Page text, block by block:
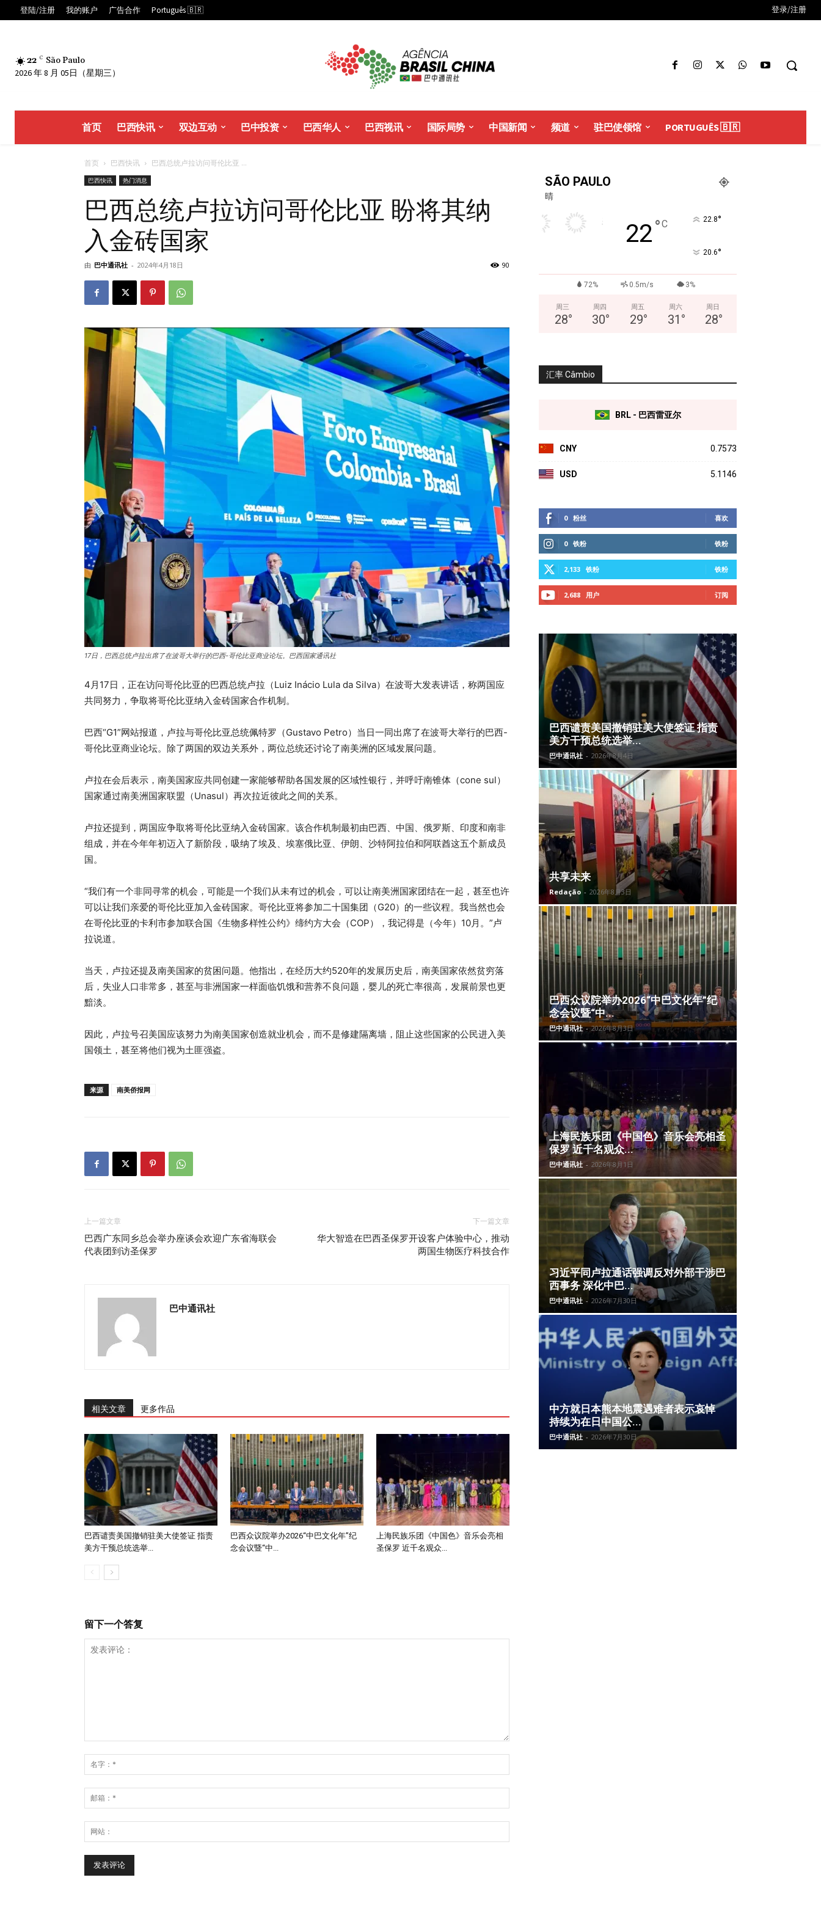
登陆/注册 我的账户 广告合作 Português 🇧🇷 登录/注册
22 C São Paulo
2026 年 8 月 05日（星期三）
首页 巴西快讯 双边互动 巴中投资 巴西华人 巴西视讯 国际局势 中国新闻 频道 驻巴使领馆 PORTUGUÊS 🇧🇷
首页 巴西快讯 巴西总统卢拉访问哥伦比亚 ...
巴西快讯 热门消息
巴西总统卢拉访问哥伦比亚 盼将其纳
入金砖国家
由 巴中通讯社 - 2024年4月18日 90
17日，巴西总统卢拉出席了在波哥大举行的巴西-哥伦比亚商业论坛。巴西国家通讯社
4月17日，正在访问哥伦比亚的巴西总统卢拉（Luiz Inácio Lula da Silva）在波哥大发表讲话，称两国应
共同努力，争取将哥伦比亚纳入金砖国家合作机制。
巴西“G1”网站报道，卢拉与哥伦比亚总统佩特罗（Gustavo Petro）当日一同出席了在波哥大举行的巴西-
哥伦比亚商业论坛。除了两国的双边关系外，两位总统还讨论了南美洲的区域发展问题。
卢拉在会后表示，南美国家应共同创建一家能够帮助各国发展的区域性银行，并呼吁南锥体（cone sul）
国家通过南美洲国家联盟（Unasul）再次拉近彼此之间的关系。
卢拉还提到，两国应争取将哥伦比亚纳入金砖国家。该合作机制最初由巴西、中国、俄罗斯、印度和南非
组成，并在今年年初迈入了新阶段，吸纳了埃及、埃塞俄比亚、伊朗、沙特阿拉伯和阿联酋这五个新成员
国。
“我们有一个非同寻常的机会，可能是一个我们从未有过的机会，可以让南美洲国家团结在一起，甚至也许
可以让我们亲爱的哥伦比亚加入金砖国家。哥伦比亚将参加二十国集团（G20）的一些议程。我当然也会
在哥伦比亚的卡利市参加联合国《生物多样性公约》缔约方大会（COP），我记得是（今年）10月。”卢
拉说道。
当天，卢拉还提及南美国家的贫困问题。他指出，在经历大约520年的发展历史后，南美国家依然贫穷落
后，失业人口非常多，甚至与非洲国家一样面临饥饿和营养不良问题，婴儿的死亡率很高，发展前景也更
黯淡。
因此，卢拉号召美国应该努力为南美国家创造就业机会，而不是修建隔离墙，阻止这些国家的公民进入美
国领土，甚至将他们视为土匪强盗。
来源 南美侨报网
上一篇文章
巴西广东同乡总会举办座谈会欢迎广东省海联会
代表团到访圣保罗
下一篇文章
华大智造在巴西圣保罗开设客户体验中心，推动
两国生物医疗科技合作
巴中通讯社
相关文章 更多作品
巴西谴责美国撤销驻美大使签证 指责
美方干预总统选举...
巴西众议院举办2026“中巴文化年”纪
念会议暨“中...
上海民族乐团《中国色》音乐会亮相
圣保罗 近千名观众...
留下一个答复
SÃO PAULO
晴
22°C 22.8°
20.6°
72% 0.5m/s 3%
周三
28°
周四
30°
周五
29°
周六
31 °
周日
28°
汇率 Câmbio
BRL - 巴西雷亚尔
CNY 0.7573
USD 5.1146
0 粉丝 喜欢
0 铁粉 铁粉
2,133 铁粉 铁粉
2,688 用户 订阅
巴西谴责美国撤销驻美大使签证 指责
美方干预总统选举...
巴中通讯社 - 2026年8月4日
共享未来
Redação - 2026年8月3日
巴西众议院举办2026“中巴文化年”纪
念会议暨“中...
巴中通讯社 - 2026年8月3日
上海民族乐团《中国色》音乐会亮相圣
保罗 近千名观众...
巴中通讯社 - 2026年8月1日
习近平同卢拉通话强调反对外部干涉巴
西事务 深化中巴...
巴中通讯社 - 2026年7月30日
中方就日本熊本地震遇难者表示哀悼
持续为在日中国公...
巴中通讯社 - 2026年7月30日